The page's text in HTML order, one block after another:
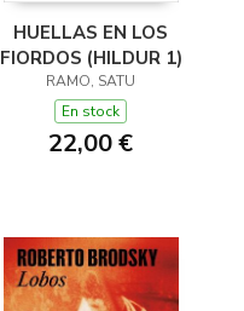
HUELLAS EN LOS
FIORDOS (HILDUR 1)
RAMO, SATU
En stock
22,00 €